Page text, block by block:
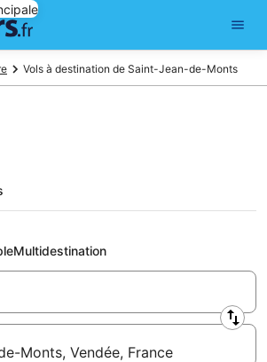
Vols à destination de Saint-Jean-de-Monts
pour Saint-Jean-
Multidestination
Monts, Vendée, France